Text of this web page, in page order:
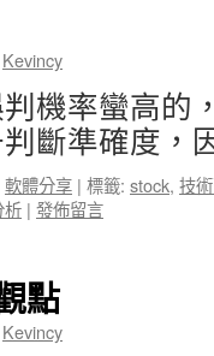
Kevincy
機率蠻高的
判斷準確度
軟體分享 | 標籤: stock, 技
析 | 發佈留言
點
Kevincy